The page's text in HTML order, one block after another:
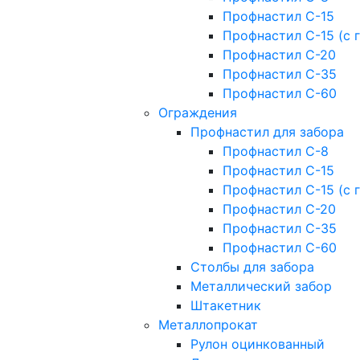
Профнастил С-15
Профнастил С-15 (с
Профнастил С-20
Профнастил С-35
Профнастил С-60
Ограждения
Профнастил для забора
Профнастил С-8
Профнастил С-15
Профнастил С-15 (с
Профнастил С-20
Профнастил С-35
Профнастил С-60
Столбы для забора
Металлический забор
Штакетник
Металлопрокат
Рулон оцинкованный